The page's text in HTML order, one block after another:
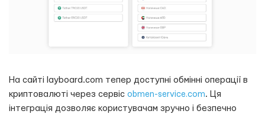
На сайті layboard.com тепер доступні обмінні операції в
криптовалюті через сервіс obmen-service.com. Ця
інтеграція дозволяє користувачам зручно і безпечно